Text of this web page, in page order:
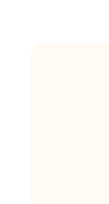
MFR